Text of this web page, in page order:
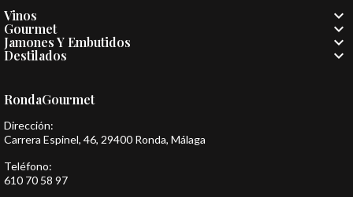
Vinos 
Gourmet 
Jamones Y Embutidos 
Destilados 
RondaGourmet
Dirección:
Carrera Espinel, 46, 29400 Ronda, Málaga
Teléfono:
610 70 58 97